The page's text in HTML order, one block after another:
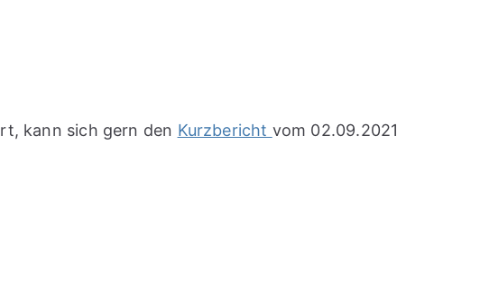
kann sich gern den Kurzbericht vom 02.09.2021